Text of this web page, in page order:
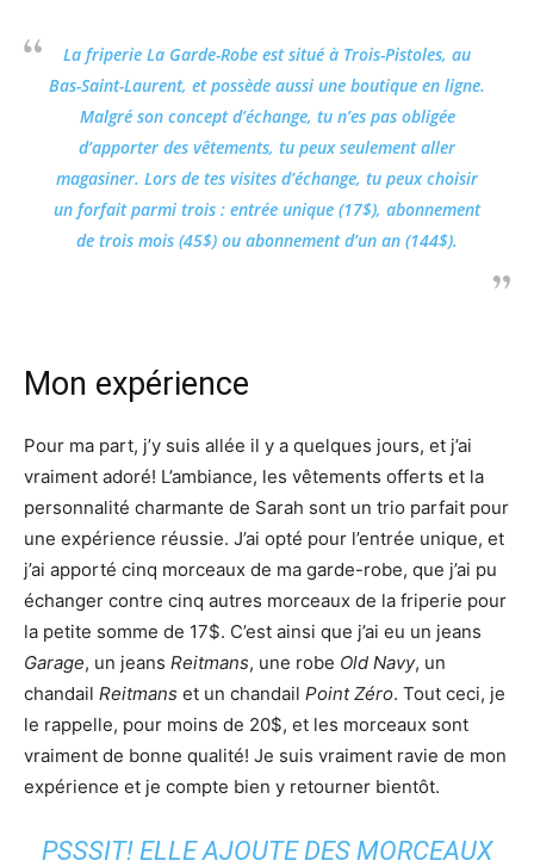
La friperie La Garde-Robe est situé à Trois-Pistoles, au
Bas-Saint-Laurent, et possède aussi une boutique en ligne.
Malgré son concept d’échange, tu n’es pas obligée
d’apporter des vêtements, tu peux seulement aller
magasiner. Lors de tes visites d’échange, tu peux choisir
un forfait parmi trois : entrée unique (17$), abonnement
de trois mois (45$) ou abonnement d’un an (144$).
Mon expérience
Pour ma part, j’y suis allée il y a quelques jours, et j’ai
vraiment adoré! L’ambiance, les vêtements offerts et la
personnalité charmante de Sarah sont un trio parfait pour
une expérience réussie. J’ai opté pour l’entrée unique, et
j’ai apporté cinq morceaux de ma garde-robe, que j’ai pu
échanger contre cinq autres morceaux de la friperie pour
la petite somme de 17$. C’est ainsi que j’ai eu un jeans
Garage, un jeans Reitmans, une robe Old Navy, un
chandail Reitmans et un chandail Point Zéro. Tout ceci, je
le rappelle, pour moins de 20$, et les morceaux sont
vraiment de bonne qualité! Je suis vraiment ravie de mon
expérience et je compte bien y retourner bientôt.
PSSSIT! ELLE AJOUTE DES MORCEAUX